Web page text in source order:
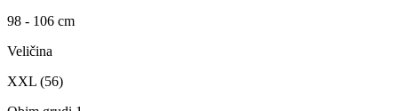
98 - 106 cm
Veličina
XXL (56)